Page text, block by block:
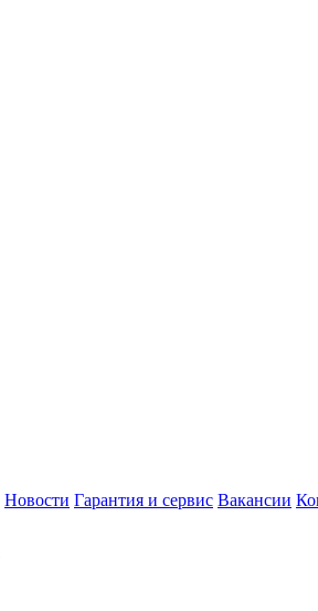
Новости Гарантия и сервис Вакансии